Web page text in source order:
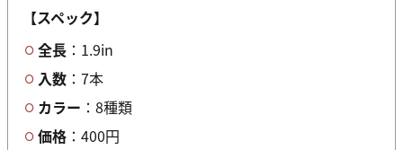
【スペック】
全長 ：1.9in
入数 ：7本
カラー ：8種類
価格 ：400円